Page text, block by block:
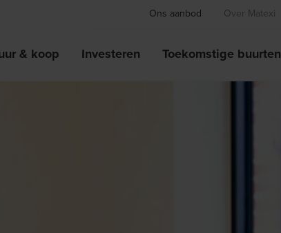
Ons aanbod Over Matexi
& koop Investeren Toekomstige buurten